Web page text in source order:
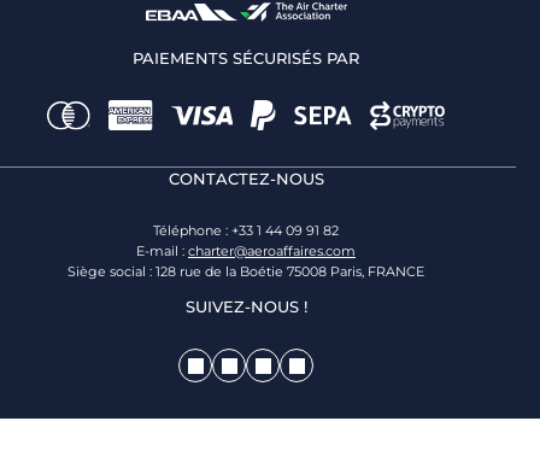
PAIEMENTS SÉCURISÉS PAR
CONTACTEZ-NOUS
Téléphone : +33 1 44 09 91 82
E-mail : charter@aeroaffaires.com
Siège social : 128 rue de la Boétie 75008 Paris, FRANCE
SUIVEZ-NOUS !